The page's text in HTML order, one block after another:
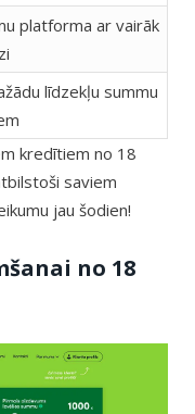
platforma ar vairāk
līdzekļu summu
kredītiem no 18
saviem
jau šodien!
no 18